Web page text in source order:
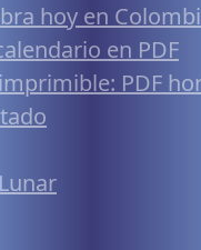
hoy en
en PDF
PDF